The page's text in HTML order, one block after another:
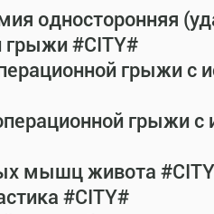
односторонняя
грыжи #CITY#
грыжи
грыжи
мышц живота
#CITY#